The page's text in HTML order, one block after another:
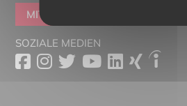
MITGLIEDER WERDEN
SOZIALE MEDIEN